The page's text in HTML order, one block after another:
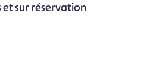
et sur réservation